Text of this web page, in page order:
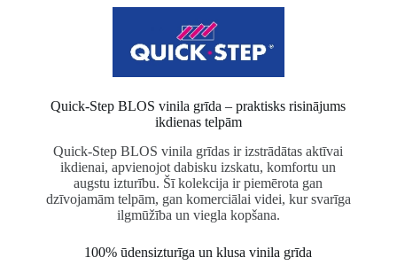
Quick-Step BLOS vinila grīda – praktisks risinājums
ikdienas telpām
Quick-Step BLOS vinila grīdas ir izstrādātas aktīvai
ikdienai, apvienojot dabisku izskatu, komfortu un
augstu izturību. Šī kolekcija ir piemērota gan
dzīvojamām telpām, gan komerciālai videi, kur svarīga
ilgmūžība un viegla kopšana.
100% ūdensizturīga un klusa vinila grīda